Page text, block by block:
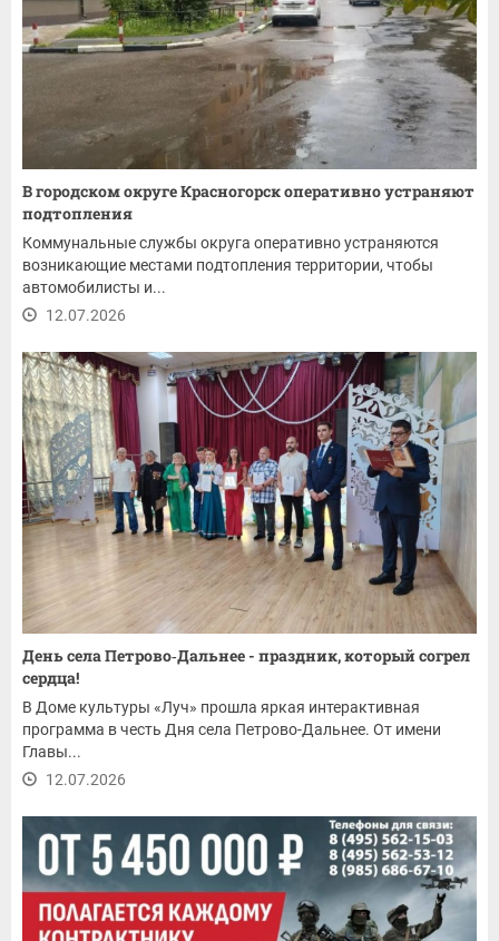
В городском округе Красногорск оперативно устраняют
подтопления
Коммунальные службы округа оперативно устраняются
возникающие местами подтопления территории, чтобы
автомобилисты и...
12.07.2026
День села Петрово‑Дальнее - праздник, который согрел
сердца!
В Доме культуры «Луч» прошла яркая интерактивная
программа в честь Дня села Петрово-Дальнее. От имени
Главы...
12.07.2026